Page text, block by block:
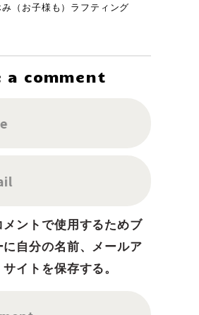
（お子様も）ラフティング
a comment
メントで使用するためブ
に自分の名前、メールア
サイトを保存する。